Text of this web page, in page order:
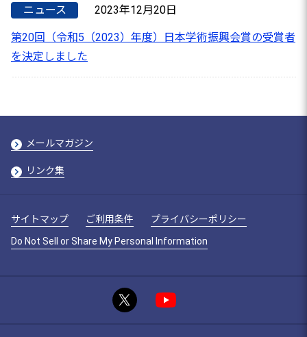
ニュース 2023年12月20日
第20回（令和5（2023）年度）日本学術振興会賞の受賞者
を決定しました
メールマガジン
リンク集
サイトマップ ご利用条件
プライバシーポリシー
Do Not Sell or Share My Personal Information